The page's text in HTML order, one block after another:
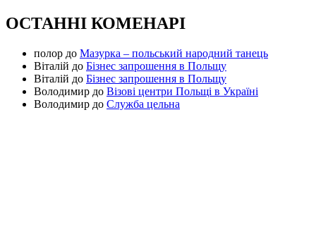
ОСТАННІ КОМЕНАРІ
полор до Мазурка – польський народний танець
Віталій до Бізнес запрошення в Польщу
Віталій до Бізнес запрошення в Польщу
Володимир до Візові центри Польщі в Україні
Володимир до Служба цельна